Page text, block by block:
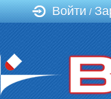
Войти /